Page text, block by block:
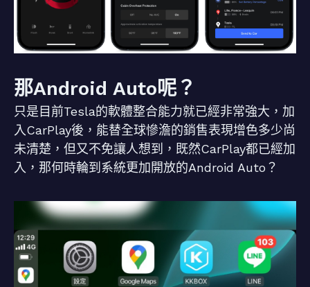
那Android Auto呢？
只是目前Tesla的軟體整合能力就已經非常強大，加
入CarPlay後，能替全球慘澹的銷售表現增色多少尚
未清楚，但又不免讓人想到，既然CarPlay都已經加
入，那何時輪到系統更加開放的Android Auto？